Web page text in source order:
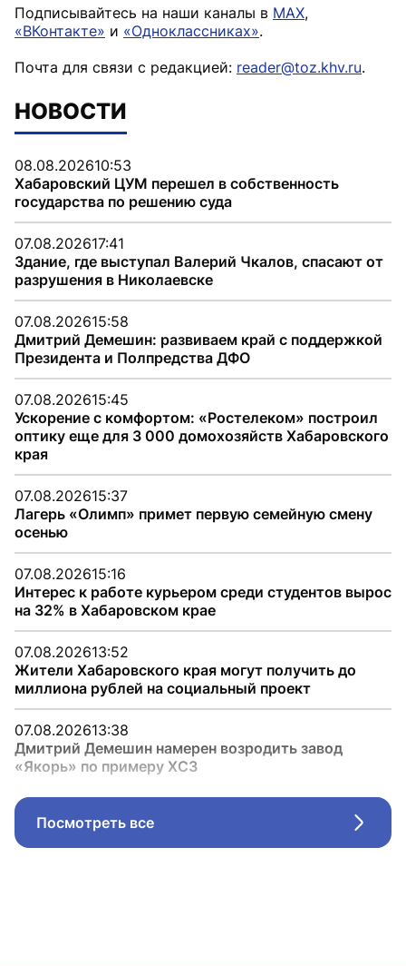
Подписывайтесь на наши каналы в MAX,
«ВКонтакте» и «Одноклассниках».
Почта для связи с редакцией: reader@toz.khv.ru.
НОВОСТИ
08.08.202610:53
Хабаровский ЦУМ перешел в собственность
государства по решению суда
07.08.202617:41
Здание, где выступал Валерий Чкалов, спасают от
разрушения в Николаевске
07.08.202615:58
Дмитрий Демешин: развиваем край с поддержкой
Президента и Полпредства ДФО
07.08.202615:45
Ускорение с комфортом: «Ростелеком» построил
оптику еще для 3 000 домохозяйств Хабаровского
края
07.08.202615:37
Лагерь «Олимп» примет первую семейную смену
осенью
07.08.202615:16
Интерес к работе курьером среди студентов вырос
на 32% в Хабаровском крае
07.08.202613:52
Жители Хабаровского края могут получить до
миллиона рублей на социальный проект
07.08.202613:38
Дмитрий Демешин намерен возродить завод
«Якорь» по примеру ХСЗ
Посмотреть все